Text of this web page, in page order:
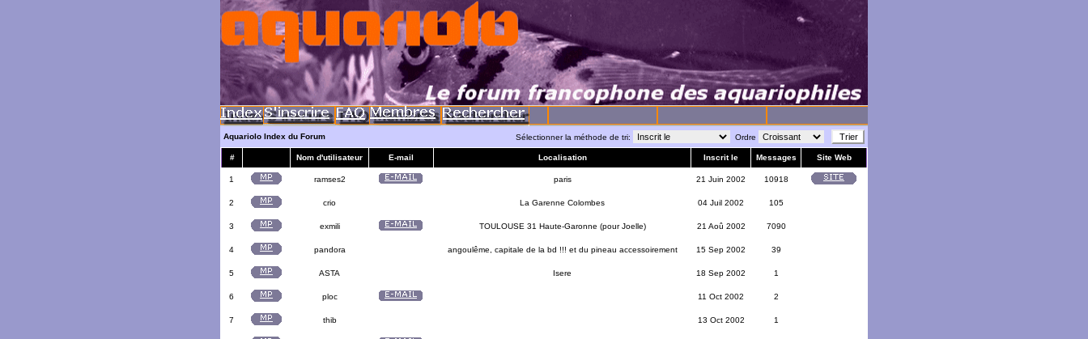
Aquariolo Index du Forum Sélectionner la méthode de tri: Ordre
# Nom d'utilisateur E-mail Localisation Inscrit le Messages Site Web
1 ramses2 paris 21 Juin 2002 10918
2 crio La Garenne Colombes 04 Juil 2002 105
3 exmili TOULOUSE 31 Haute-Garonne (pour Joelle) 21 Aoû 2002 7090
4 pandora angoulême, capitale de la bd !!! et du pineau accessoirement 15 Sep 2002 39
5 ASTA Isere 18 Sep 2002 1
6 ploc 11 Oct 2002 2
7 thib 13 Oct 2002 1